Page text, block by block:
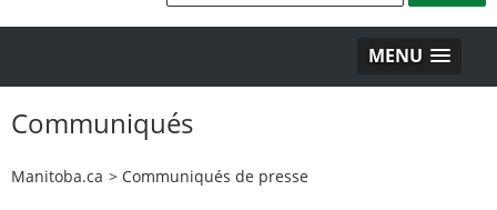
MENU
Communiqués
Manitoba.ca > Communiqués de presse